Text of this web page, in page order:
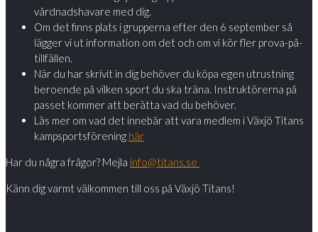
vårdnadshavare med dig.
Om det finns plats i grupperna efter den 6 september så
lägger vi ut information om det och om vi kör fler prova-på-
tillfällen.
När du har skrivit in dig behöver du köpa egen utrustning
beroende på vilken sport du ska träna. Instruktörerna på
passet kommer att berätta vad du behöver.
Läs mer om vad det innebär att vara medlem i Växjö Titans
kampsportsförening här
Har du några frågor? Mejla info@titans.se
Känn dig varmt välkommen till oss på Växjö Titans!